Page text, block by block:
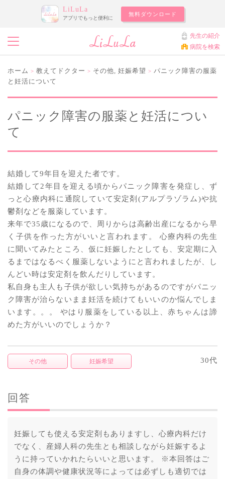
LiLuLa
アプリでもっと便利に
無料ダウンロード
先生の紹介
病院を検索
ホーム > 教えてドクター > その他, 妊娠希望 > パニック障害の服薬
と妊活について
パニック障害の服薬と妊活につい
て
結婚して9年目を迎えた者です。
結婚して2年目を迎える頃からパニック障害を発症し、ず
っと心療内科に通院していて安定剤(アルプラゾラム)や抗
鬱剤などを服薬しています。
来年で35歳になるので、周りからは高齢出産になるから早
く子供を作った方がいいと言われます。 心療内科の先生
に聞いてみたところ、仮に妊娠したとしても、安定期に入
るまではなるべく服薬しないようにと言われましたが、し
んどい時は安定剤を飲んだりしています。
私自身も主人も子供が欲しい気持ちがあるのですがパニッ
ク障害が治らないまま妊活を続けてもいいのか悩んでしま
います。。。 やはり服薬をしている以上、赤ちゃんは諦
めた方がいいのでしょうか？
その他 妊娠希望 30代
回答
妊娠しても使える安定剤もありますし、心療内科だけ
でなく、産婦人科の先生とも相談しながら妊娠するよ
うに持っていかれたらいいと思います。 ※本回答はご
自身の体調や健康状況等によっては必ずしも適切では